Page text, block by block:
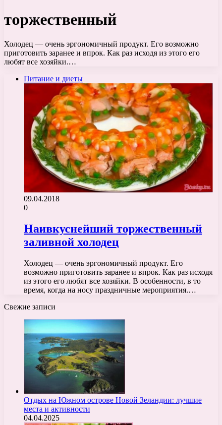
торжественный
Холодец — очень эргономичный продукт. Его возможно
приготовить заранее и впрок. Как раз исходя из этого его
любят все хозяйки.…
Питание и диеты
09.04.2018
0
Наивкуснейший торжественный
заливной холодец
Холодец — очень эргономичный продукт. Его
возможно приготовить заранее и впрок. Как раз исходя
из этого его любят все хозяйки. В особенности, в то
время, когда на носу праздничные мероприятия.…
Свежие записи
Отдых на Южном острове Новой Зеландии: лучшие
места и активности
04.04.2025